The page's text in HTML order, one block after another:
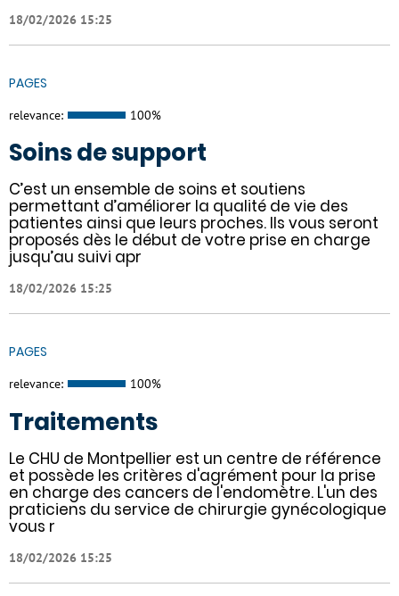
18/02/2026 15:25
PAGES
relevance: 100%
Soins de support
C’est un ensemble de soins et soutiens
permettant d’améliorer la qualité de vie des
patientes ainsi que leurs proches. Ils vous seront
proposés dès le début de votre prise en charge
jusqu’au suivi apr
18/02/2026 15:25
PAGES
relevance: 100%
Traitements
Le CHU de Montpellier est un centre de référence
et possède les critères d'agrément pour la prise
en charge des cancers de l'endomètre. L'un des
praticiens du service de chirurgie gynécologique
vous r
18/02/2026 15:25